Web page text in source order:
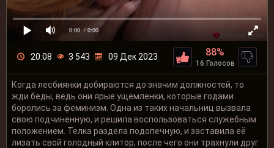
0:00 / 0:00
20:08 3 543 09 Дек 2023 88%
16 Голосов
Когда лесбиянки добираются до значим должностей, то
жди беды, ведь они ярые ущемленки, которые годами
боролись за феминизм. Одна из таких начальниц вызвала
свою подчиненную, и решила воспользоваться служебным
положением. Телка раздела подопечную, и заставила её
лизать свой голодный клитор, после чего они трахнули друг